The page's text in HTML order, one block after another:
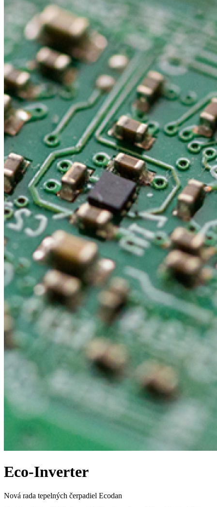
Eco-Inverter
Nová rada tepelných čerpadiel Ecodan